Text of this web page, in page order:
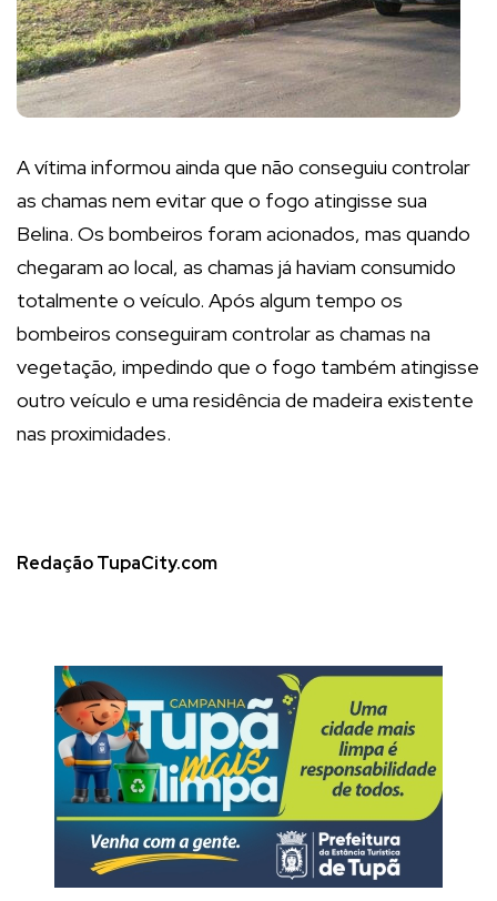
A vítima informou ainda que não conseguiu controlar
as chamas nem evitar que o fogo atingisse sua
Belina. Os bombeiros foram acionados, mas quando
chegaram ao local, as chamas já haviam consumido
totalmente o veículo. Após algum tempo os
bombeiros conseguiram controlar as chamas na
vegetação, impedindo que o fogo também atingisse
outro veículo e uma residência de madeira existente
nas proximidades.
Redação TupaCity.com